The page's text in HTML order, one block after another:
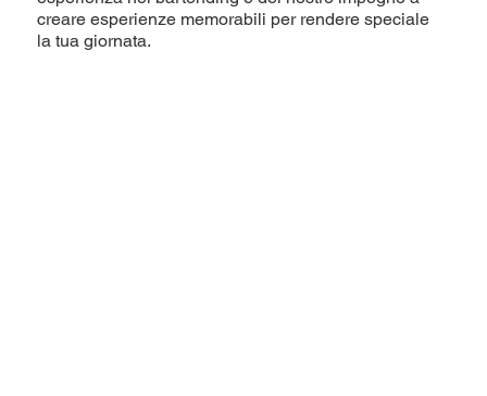
creare esperienze memorabili per rendere speciale
la tua giornata.